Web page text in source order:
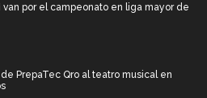
van por el campeonato en liga mayor de
PrepaTec Qro al teatro musical en